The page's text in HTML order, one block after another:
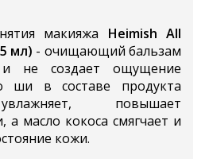
макияжа Heimish All
мл) - очищающий бальзам
не создает ощущение
ши в составе продукта
повышает
а масло кокоса смягчает и
кожи.